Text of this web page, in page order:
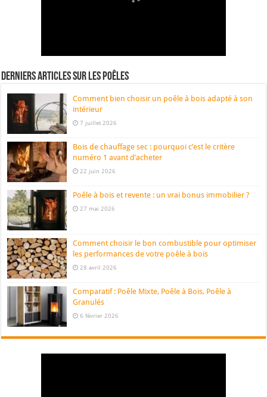
Derniers articles sur les poêles
Comment bien choisir un poêle à bois adapté à son
intérieur
7 juillet 2026
Bois de chauffage sec : pourquoi c’est le critère
numéro 1 avant d’acheter
22 juin 2026
Poêle à bois et revente : un vrai bonus immobilier ?
27 mai 2026
Comment choisir le bon combustible pour optimiser
les performances de votre poêle à bois
28 avril 2026
Comparatif : Poêle Mixte, Poêle à Bois, Poêle à
Granulés
6 février 2026